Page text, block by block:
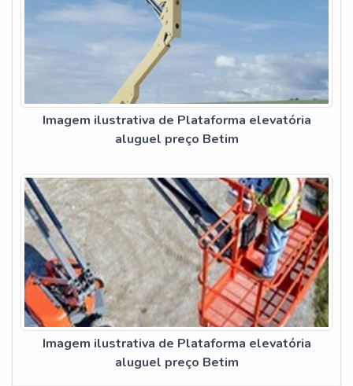
Imagem ilustrativa de Plataforma elevatória
aluguel preço Betim
Imagem ilustrativa de Plataforma elevatória
aluguel preço Betim